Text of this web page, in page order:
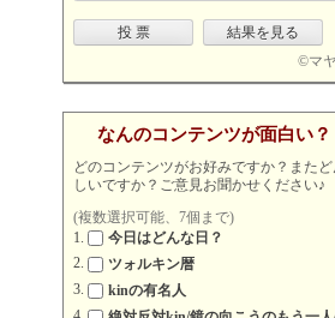
©マ
なんのコンテンツが面白い？
どのコンテンツがお好みですか？また
しいですか？ご意見お聞かせください♪
(複数選択可能、7個まで)
今日はどんな日？
ツォルキン暦
kinの有名人